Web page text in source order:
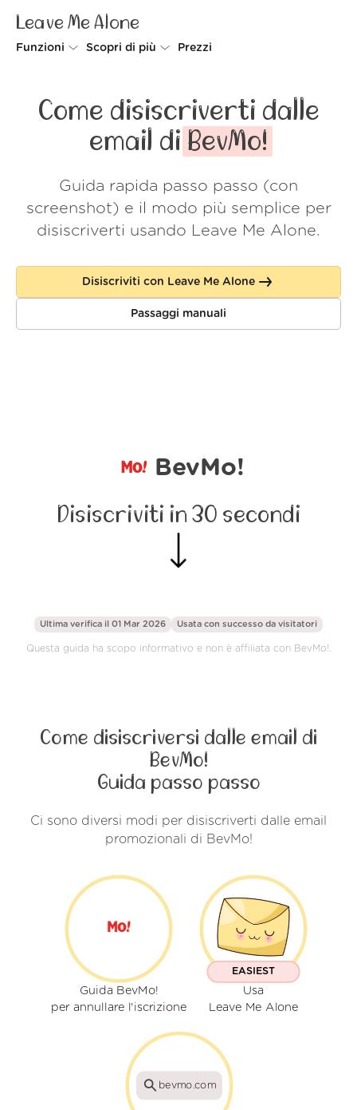
Leave Me Alone
Funzioni
Spam Blocker
Scopri di più
Come funziona
Sicurezza
Wall of Love
Accedi
Prezzi
Come disiscriverti dalle
email di BevMo!
Guida rapida passo passo (con
screenshot) e il modo più semplice per
disiscriverti usando Leave Me Alone.
Disiscriviti con Leave Me Alone
Passaggi manuali
BevMo!
Disiscriviti in 30 secondi
Ultima verifica il 01 Mar 2026 Usata con successo da visitatori
Questa guida ha scopo informativo e non è affiliata con BevMo!.
Come disiscriversi dalle email di
BevMo!
Guida passo passo
Ci sono diversi modi per disiscriverti dalle email
promozionali di BevMo!
Guida BevMo!
per annullare l'iscrizione
EASIEST
Usa
Leave Me Alone
bevmo.com